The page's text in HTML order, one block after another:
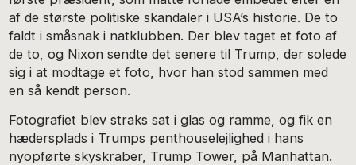
af de største politiske skandaler i USA’s historie. De to
faldt i småsnak i natklubben. Der blev taget et foto af
de to, og Nixon sendte det senere til Trump, der solede
sig i at modtage et foto, hvor han stod sammen med
en så kendt person.
Fotografiet blev straks sat i glas og ramme, og fik en
hædersplads i Trumps penthouselejlighed i hans
nyopførte skyskraber, Trump Tower, på Manhattan.